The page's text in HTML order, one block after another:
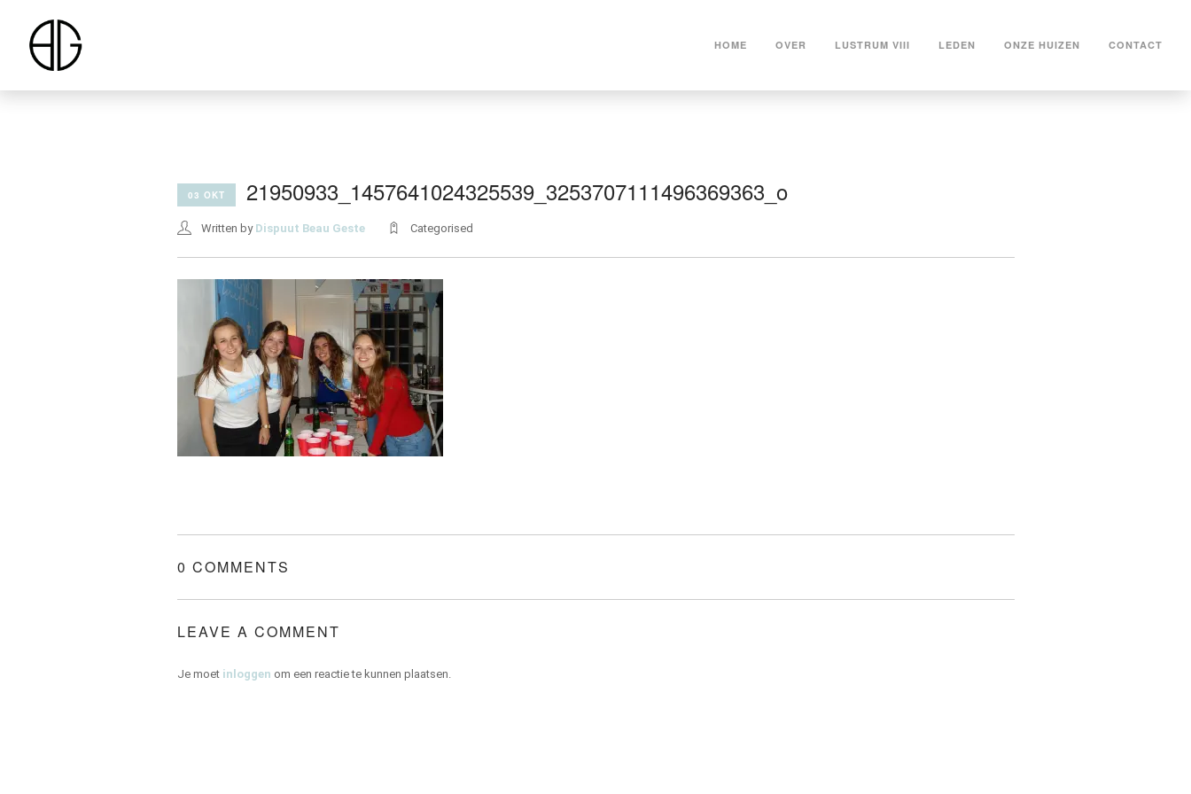
HOME OVER LUSTRUM VIII LEDEN ONZE HUIZEN CONTACT
03 OKT 21950933_1457641024325539_3253707111496369363_o
Written by Dispuut Beau Geste Categorised
0 COMMENTS
LEAVE A COMMENT
Je moet inloggen om een reactie te kunnen plaatsen.